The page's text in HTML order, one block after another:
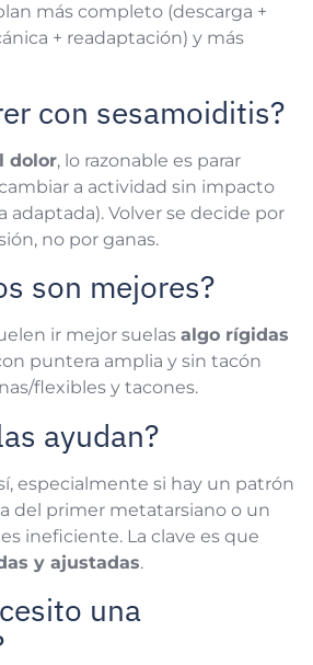
más completo (descarga +
+ readaptación) y más
con sesamoiditis?
dolor, lo razonable es parar
a actividad sin impacto
adaptada). Volver se decide por
no por ganas.
son mejores?
ir mejor suelas algo rígidas
puntera amplia y sin tacón
flexibles y tacones.
ayudan?
especialmente si hay un patrón
del primer metatarsiano o un
ineficiente. La clave es que
y ajustadas.
una